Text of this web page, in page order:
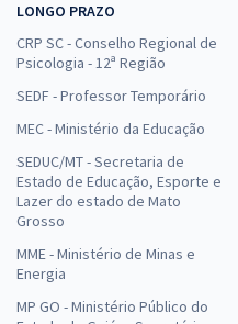
LONGO PRAZO
CRP SC - Conselho Regional de
Psicologia - 12ª Região
SEDF - Professor Temporário
MEC - Ministério da Educação
SEDUC/MT - Secretaria de
Estado de Educação, Esporte e
Lazer do estado de Mato
Grosso
MME - Ministério de Minas e
Energia
MP GO - Ministério Público do